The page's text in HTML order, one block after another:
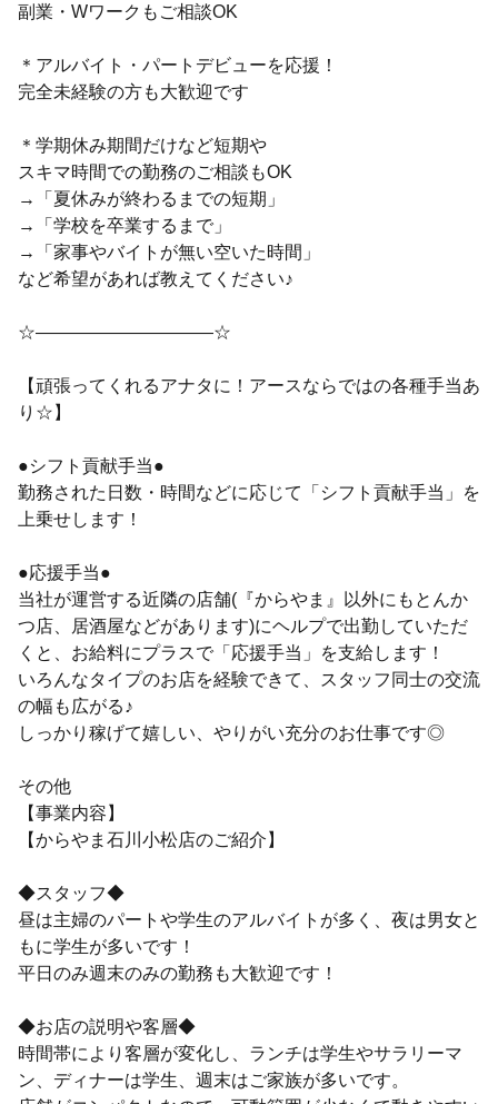
副業・Wワークもご相談OK
＊アルバイト・パートデビューを応援！
完全未経験の方も大歓迎です
＊学期休み期間だけなど短期や
スキマ時間での勤務のご相談もOK
→「夏休みが終わるまでの短期」
→「学校を卒業するまで」
→「家事やバイトが無い空いた時間」
など希望があれば教えてください♪
☆——————————☆
【頑張ってくれるアナタに！アースならではの各種手当あ
り☆】
●シフト貢献手当●
勤務された日数・時間などに応じて「シフト貢献手当」を
上乗せします！
●応援手当●
当社が運営する近隣の店舗(『からやま』以外にもとんか
つ店、居酒屋などがあります)にヘルプで出勤していただ
くと、お給料にプラスで「応援手当」を支給します！
いろんなタイプのお店を経験できて、スタッフ同士の交流
の幅も広がる♪
しっかり稼げて嬉しい、やりがい充分のお仕事です◎
その他
【事業内容】
【からやま石川小松店のご紹介】
◆スタッフ◆
昼は主婦のパートや学生のアルバイトが多く、夜は男女と
もに学生が多いです！
平日のみ週末のみの勤務も大歓迎です！
◆お店の説明や客層◆
時間帯により客層が変化し、ランチは学生やサラリーマ
ン、ディナーは学生、週末はご家族が多いです。